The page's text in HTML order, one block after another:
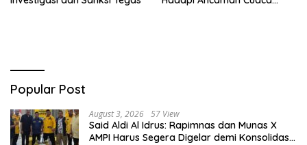
Popular Post
August 3, 2026 57 View
Said Aldi Al Idrus: Rapimnas dan Munas X
AMPI Harus Segera Digelar demi Konsolidasi